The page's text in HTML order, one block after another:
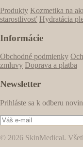
Produkty Kozmetika na
starostlivosť Hydratácia
Informácie
Obchodné podmienky
zmluvy Doprava a platba
Newsletter
Prihláste sa k odberu
© 2026 SkinMedical.